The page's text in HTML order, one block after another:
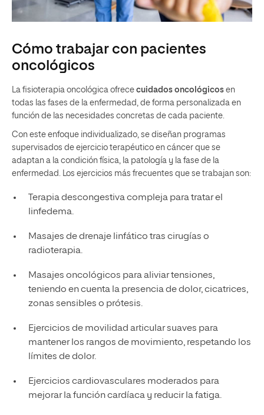
Cómo trabajar con pacientes
oncológicos
La fisioterapia oncológica ofrece cuidados oncológicos en
todas las fases de la enfermedad, de forma personalizada en
función de las necesidades concretas de cada paciente.
Con este enfoque individualizado, se diseñan programas
supervisados de ejercicio terapéutico en cáncer que se
adaptan a la condición física, la patología y la fase de la
enfermedad. Los ejercicios más frecuentes que se trabajan son:
Terapia descongestiva compleja para tratar el
linfedema.
Masajes de drenaje linfático tras cirugías o
radioterapia.
Masajes oncológicos para aliviar tensiones,
teniendo en cuenta la presencia de dolor, cicatrices,
zonas sensibles o prótesis.
Ejercicios de movilidad articular suaves para
mantener los rangos de movimiento, respetando los
límites de dolor.
Ejercicios cardiovasculares moderados para
mejorar la función cardíaca y reducir la fatiga.